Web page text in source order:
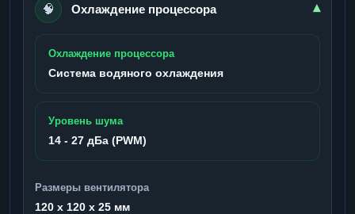
🧠 Охлаждение процессора ▾
Охлаждение процессора
Система водяного охлаждения
Уровень шума
14 - 27 дБа (PWM)
Размеры вентилятора
120 x 120 x 25 мм